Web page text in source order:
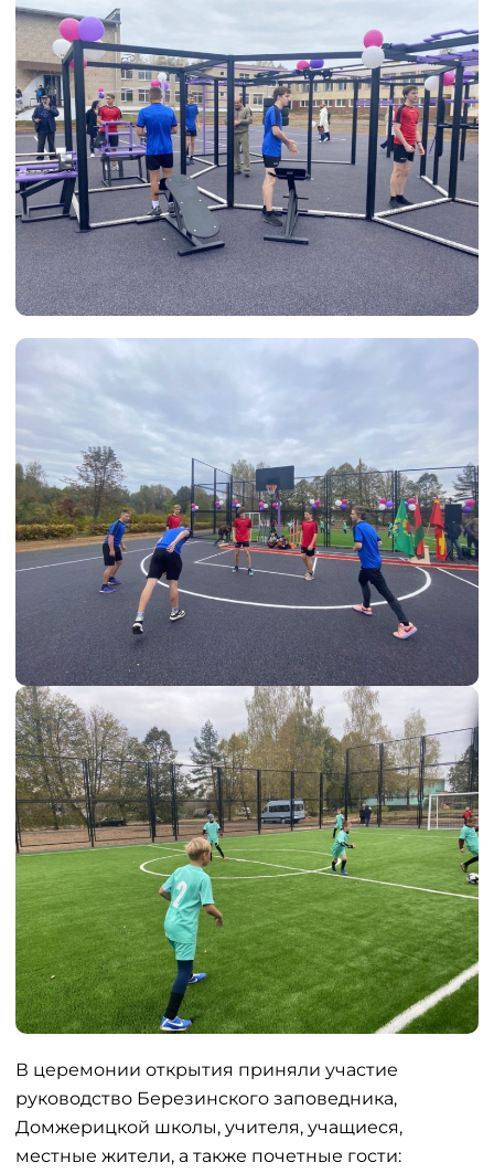
В церемонии открытия приняли участие
руководство Березинского заповедника,
Домжерицкой школы, учителя, учащиеся,
местные жители, а также почетные гости: